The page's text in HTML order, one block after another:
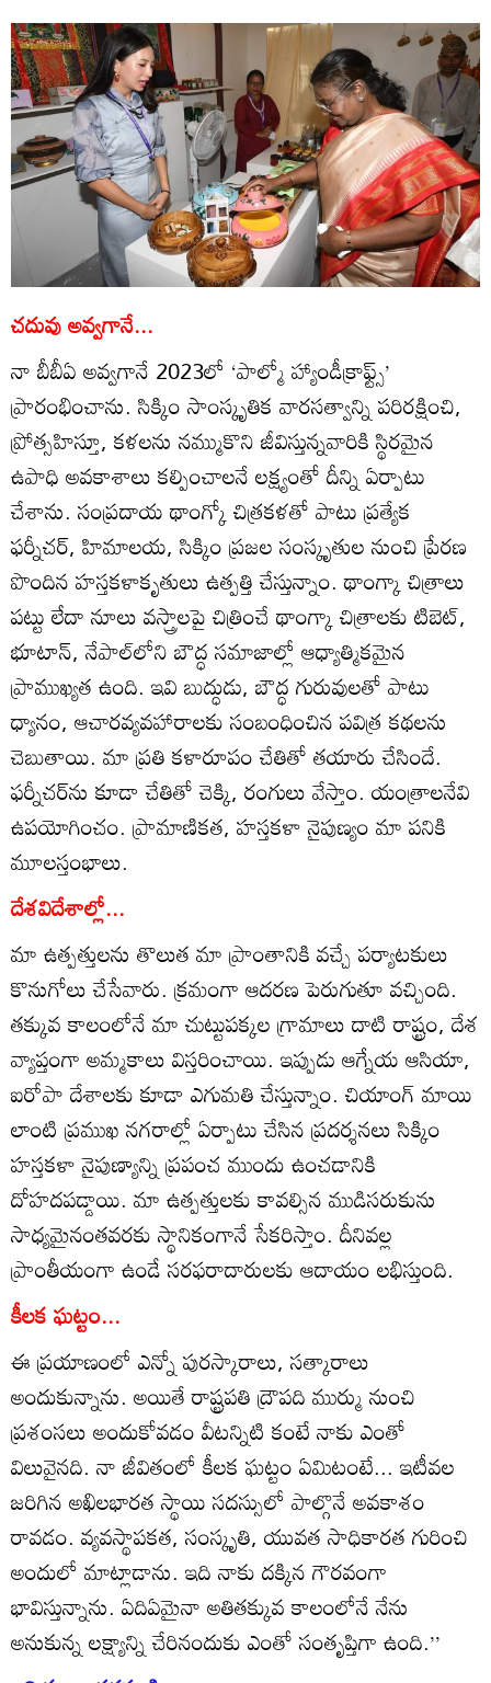
చదువు అవ్వగానే...
నా బీబీఏ అవ్వగానే 2023లో ‘పాల్మో హ్యాండీక్రాఫ్ట్స్‌’
ప్రారంభించాను. సిక్కిం సాంస్కృతిక వారసత్వాన్ని పరిరక్షించి,
ప్రోత్సహిస్తూ, కళలను నమ్ముకొని జీవిస్తున్నవారికి స్థిరమైన
ఉపాధి అవకాశాలు కల్పించాలనే లక్ష్యంతో దీన్ని ఏర్పాటు
చేశాను. సంప్రదాయ థాంగ్కో చిత్రకళతో పాటు ప్రత్యేక
ఫర్నీచర్‌, హిమాలయ, సిక్కిం ప్రజల సంస్కృతుల నుంచి ప్రేరణ
పొందిన హస్తకళాకృతులు ఉత్పత్తి చేస్తున్నాం. థాంగ్కా చిత్రాలు
పట్టు లేదా నూలు వస్త్రాలపై చిత్రించే థాంగ్కా చిత్రాలకు టిబెట్‌,
భూటాన్‌, నేపాల్‌లోని బౌద్ధ సమాజాల్లో ఆధ్యాత్మికమైన
ప్రాముఖ్యత ఉంది. ఇవి బుద్ధుడు, బౌద్ధ గురువులతో పాటు
ధ్యానం, ఆచారవ్యవహారాలకు సంబంధించిన పవిత్ర కథలను
చెబుతాయి. మా ప్రతి కళారూపం చేతితో తయారు చేసిందే.
ఫర్నీచర్‌ను కూడా చేతితో చెక్కి, రంగులు వేస్తాం. యంత్రాలనేవి
ఉపయోగించం. ప్రామాణికత, హస్తకళా నైపుణ్యం మా పనికి
మూలస్తంభాలు.
దేశవిదేశాల్లో...
మా ఉత్పత్తులను తొలుత మా ప్రాంతానికి వచ్చే పర్యాటకులు
కొనుగోలు చేసేవారు. క్రమంగా ఆదరణ పెరుగుతూ వచ్చింది.
తక్కువ కాలంలోనే మా చుట్టుపక్కల గ్రామాలు దాటి రాష్ట్రం, దేశ
వ్యాప్తంగా అమ్మకాలు విస్తరించాయి. ఇప్పుడు ఆగ్నేయ ఆసియా,
ఐరోపా దేశాలకు కూడా ఎగుమతి చేస్తున్నాం. చియాంగ్‌ మాయి
లాంటి ప్రముఖ నగరాల్లో ఏర్పాటు చేసిన ప్రదర్శనలు సిక్కిం
హస్తకళా నైపుణ్యాన్ని ప్రపంచ ముందు ఉంచడానికి
దోహదపడ్డాయి. మా ఉత్పత్తులకు కావల్సిన ముడిసరుకును
సాధ్యమైనంతవరకు స్థానికంగానే సేకరిస్తాం. దీనివల్ల
ప్రాంతీయంగా ఉండే సరఫరాదారులకు ఆదాయం లభిస్తుంది.
కీలక ఘట్టం...
ఈ ప్రయాణంలో ఎన్నో పురస్కారాలు, సత్కారాలు
అందుకున్నాను. అయితే రాష్ట్రపతి ద్రౌపది ముర్ము నుంచి
ప్రశంసలు అందుకోవడం వీటన్నిటి కంటే నాకు ఎంతో
విలువైనది. నా జీవితంలో కీలక ఘట్టం ఏమిటంటే... ఇటీవల
జరిగిన అఖిలభారత స్థాయి సదస్సులో పాల్గొనే అవకాశం
రావడం. వ్యవస్థాపకత, సంస్కృతి, యువత సాధికారత గురించి
అందులో మాట్లాడాను. ఇది నాకు దక్కిన గౌరవంగా
భావిస్తున్నాను. ఏదిఏమైనా అతితక్కువ కాలంలోనే నేను
అనుకున్న లక్ష్యాన్ని చేరినందుకు ఎంతో సంతృప్తిగా ఉంది.’’